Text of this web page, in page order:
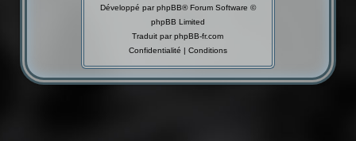
Développé parphpBB® Forum Software ©
phpBB Limited
Traduit parphpBB-fr.com
Confidentialité
Conditions